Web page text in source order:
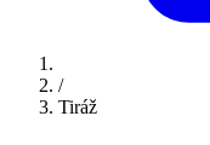
/
Tiráž